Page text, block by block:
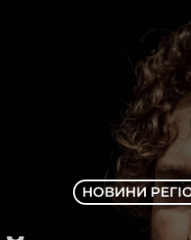
НОВИНИ